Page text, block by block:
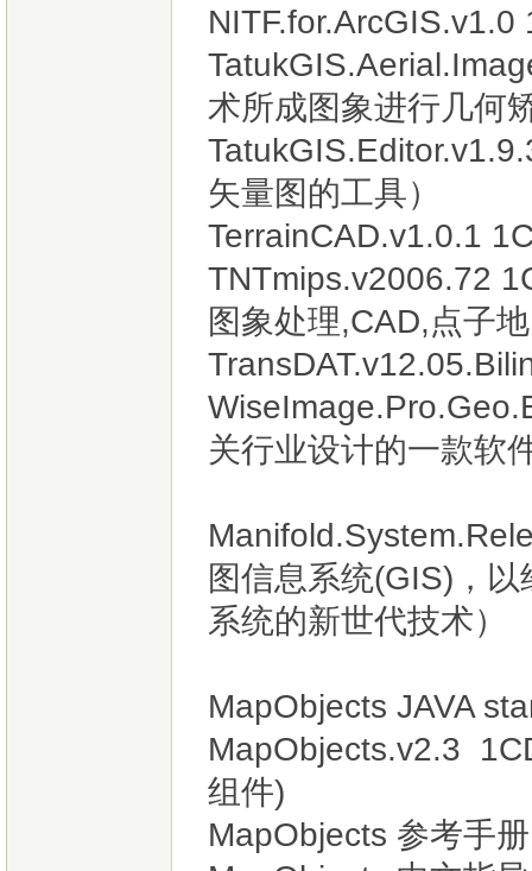
术所成图象进行几何
矢量图的工具）
TerrainCAD.v1.0.1
TNTmips.v2006.72
图象处理,CAD,点子
关行业设计的一款软
图信息系统(GIS)，
系统的新世代技术）
MapObjects JAVA
MapObjects.v2.3
组件)
MapObjects 参考手册